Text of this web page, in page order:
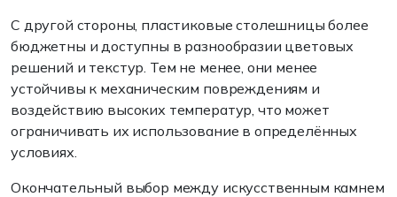
С другой стороны, пластиковые столешницы более
бюджетны и доступны в разнообразии цветовых
решений и текстур. Тем не менее, они менее
устойчивы к механическим повреждениям и
воздействию высоких температур, что может
ограничивать их использование в определённых
условиях.
Окончательный выбор между искусственным камнем